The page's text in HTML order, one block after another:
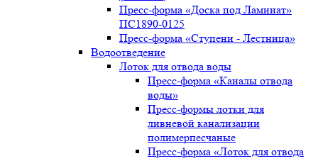
Пресс-форма «Доска под Ламинат»
ПС1890-0125
Пресс-форма «Ступени - Лестница»
Водоотведение
Лоток для отвода воды
Пресс-форма «Каналы отвода
воды»
Пресс-формы лотки для
ливневой канализации
полимерпесчаные
Пресс-форма «Лоток для отвода